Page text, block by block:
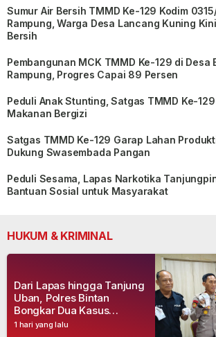
Sumur Air Bersih TMMD Ke-129 Kodim
Rampung, Warga Desa Lancang Kuning
Bersih
Pembangunan MCK TMMD Ke-129 di Desa
Rampung, Progres Capai 89 Persen
Peduli Anak Stunting, Satgas TMMD Ke-
Makanan Bergizi
Satgas TMMD Ke-129 Garap Lahan
Dukung Swasembada Pangan
Peduli Sesama, Lapas Narkotika
Bantuan Sosial untuk Masyarakat
HUKUM & KRIMINAL
1 hari yang lalu
Dari Lapas hingga Tanjung
Uban, Polres Bintan
Bongkar Dua Kasus
Narkoba, Empat Tersangka